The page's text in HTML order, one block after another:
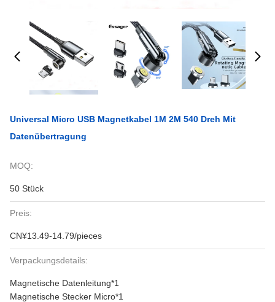
Universal Micro USB Magnetkabel 1M 2M 540 Dreh Mit
Datenübertragung
MOQ:
50 Stück
Preis:
CN¥13.49-14.79/pieces
Verpackungsdetails:
Magnetische Datenleitung*1
Magnetische Stecker Micro*1